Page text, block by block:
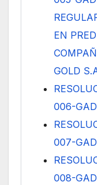
EN
GOLD
006-
007-
008-